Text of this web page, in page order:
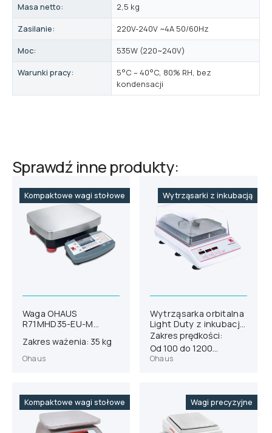
Masa netto:
2,5 kg
Zasilanie:
220V-240V ~4A 50/60Hz
Moc:
535W (220~240V)
Warunki pracy:
5°C – 40°C, 80% RH, bez
kondensacji
Sprawdź inne produkty:
Kompaktowe wagi stołowe
Waga OHAUS
R71MHD35-EU-M
Zakres ważenia: 35 kg
Ohaus
Wytrząsarki z inkubacją
Wytrząsarka orbitalna
Light Duty z inkubacją
OHAUS ISLDMPHDG
(30391933)
Zakres prędkości:
Od 100 do 1200
obr./min
Ohaus
Kompaktowe wagi stołowe Wagi precyzyjne